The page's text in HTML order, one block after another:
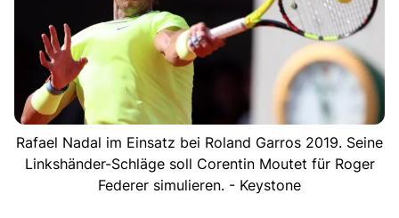
Rafael Nadal im Einsatz bei Roland Garros 2019. Seine
Linkshänder-Schläge soll Corentin Moutet für Roger
Federer simulieren. - Keystone